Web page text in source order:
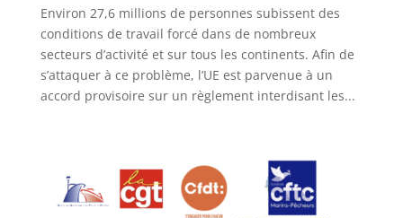
Environ 27,6 millions de personnes subissent des
conditions de travail forcé dans de nombreux
secteurs d’activité et sur tous les continents. Afin de
s’attaquer à ce problème, l’UE est parvenue à un
accord provisoire sur un règlement interdisant les...